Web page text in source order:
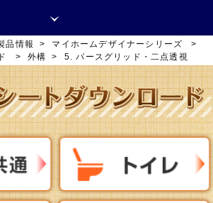
デモ情報 お問い合わせ
品情報 > マイホームデザイナーシリーズ
>
> 外構 > 5. パースグリッド・二点透視